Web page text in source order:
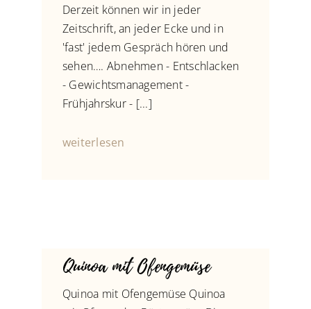
Derzeit können wir in jeder
Zeitschrift, an jeder Ecke und in
'fast' jedem Gespräch hören und
sehen…. Abnehmen - Entschlacken
- Gewichtsmanagement -
Frühjahrskur - [...]
weiterlesen
Quinoa mit Ofengemüse
Quinoa mit Ofengemüse Quinoa